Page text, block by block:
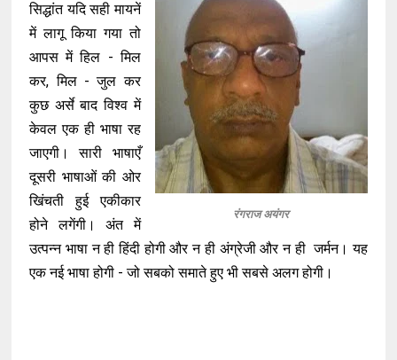
रंगराज अयंगर
सिद्धांत यदि सही मायनें
में लागू किया गया तो
आपस में हिल - मिल
कर, मिल - जुल कर
कुछ अर्से बाद विश्व में
केवल एक ही भाषा रह
जाएगी। सारी भाषाएँ
दूसरी भाषाओं की ओर
खिंचती हुई एकीकार
होने लगेंगी। अंत में
उत्पन्न भाषा न ही हिंदी होगी और न ही अंग्रेजी और न ही जर्मन। यह
एक नई भाषा होगी - जो सबको समाते हुए भी सबसे अलग होगी।